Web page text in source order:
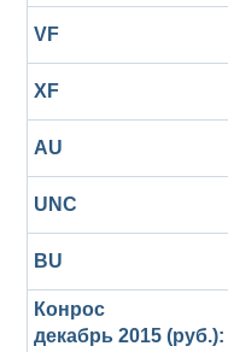
Альбертусталер
Золото
Серебро
Медь
Для Речи Посполитой
VF
XF
AU
UNC
BU
Конрос
декабрь 2015 (руб.):